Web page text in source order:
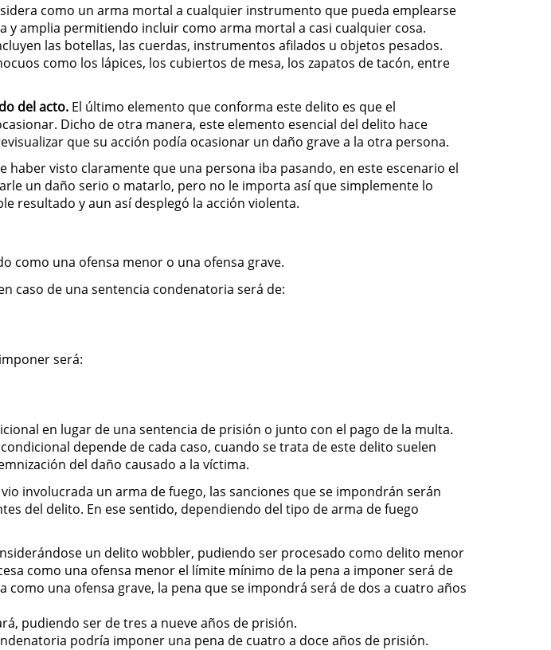
como un arma mortal a cualquier instrumento que pueda emplearse
y amplia permitiendo incluir como arma mortal a casi cualquier cosa.
las botellas, las cuerdas, instrumentos afilados u objetos pesados.
como los lápices, los cubiertos de mesa, los zapatos de tacón, entre
del acto. El último elemento que conforma este delito es que el
Dicho de otra manera, este elemento esencial del delito hace
que su acción podía ocasionar un daño grave a la otra persona.
visto claramente que una persona iba pasando, en este escenario el
un daño serio o matarlo, pero no le importa así que simplemente lo
resultado y aun así desplegó la acción violenta.
como una ofensa menor o una ofensa grave.
caso de una sentencia condenatoria será de:
será:
en lugar de una sentencia de prisión o junto con el pago de la multa.
depende de cada caso, cuando se trata de este delito suelen
del daño causado a la víctima.
involucrada un arma de fuego, las sanciones que se impondrán serán
del delito. En ese sentido, dependiendo del tipo de arma de fuego
un delito wobbler, pudiendo ser procesado como delito menor
como una ofensa menor el límite mínimo de la pena a imponer será de
una ofensa grave, la pena que se impondrá será de dos a cuatro años
pudiendo ser de tres a nueve años de prisión.
podría imponer una pena de cuatro a doce años de prisión.